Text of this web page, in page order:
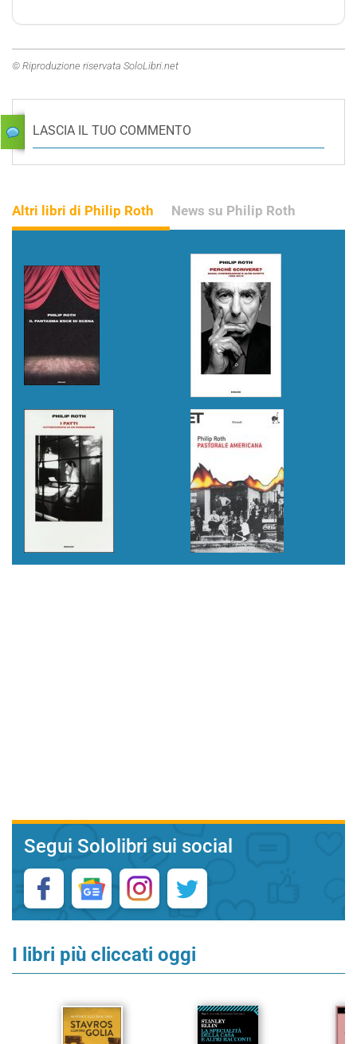
© Riproduzione riservata SoloLibri.net
LASCIA IL TUO COMMENTO
Altri libri di Philip Roth News su Philip Roth
Segui Sololibri sui social
I libri più cliccati oggi